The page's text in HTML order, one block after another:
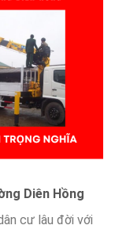
Diên Hồng
cư lâu đời với